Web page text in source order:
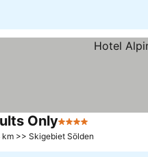
Only4 Počet hvězdiček
km >> Skigebiet Sölden